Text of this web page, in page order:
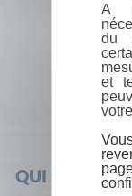
QUI
A
du
et